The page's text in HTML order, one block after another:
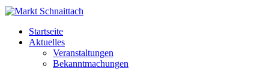
Startseite
Aktuelles
Veranstaltungen
Bekanntmachungen